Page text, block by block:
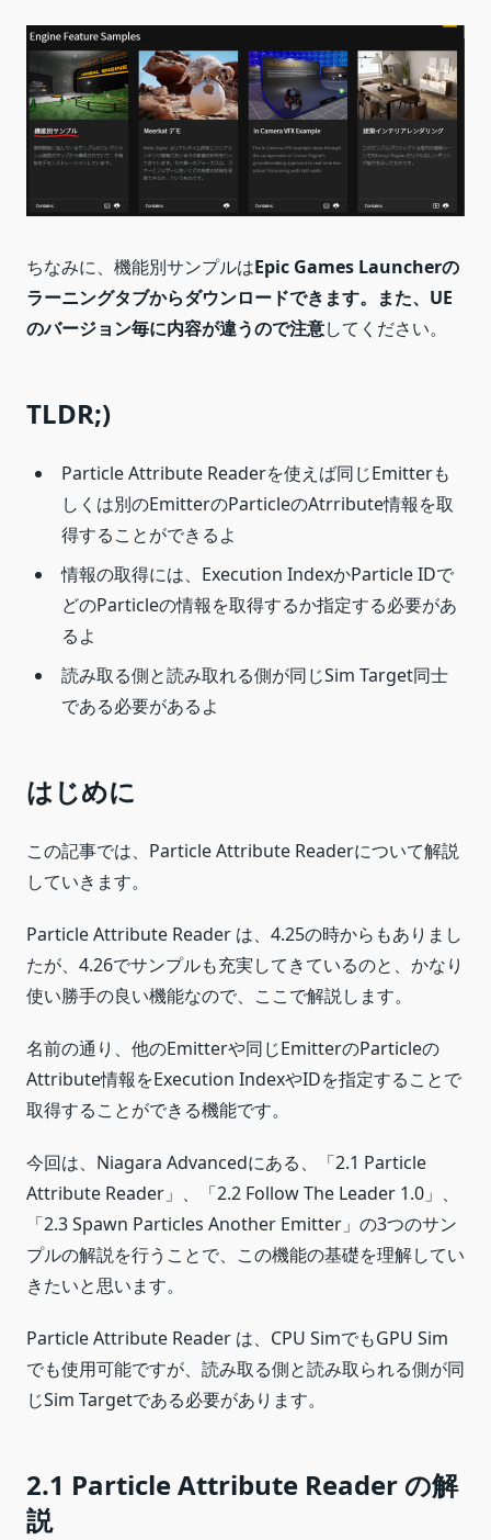
ちなみに、機能別サンプルはEpic Games Launcherの
ラーニングタブからダウンロードできます。また、UE
のバージョン毎に内容が違うので注意してください。
TLDR;)
Particle Attribute Readerを使えば同じEmitterも
しくは別のEmitterのParticleのAtrribute情報を取
得することができるよ
情報の取得には、Execution IndexかParticle IDで
どのParticleの情報を取得するか指定する必要があ
るよ
読み取る側と読み取れる側が同じSim Target同士
である必要があるよ
はじめに
この記事では、Particle Attribute Readerについて解説
していきます。
Particle Attribute Reader は、4.25の時からもありまし
たが、4.26でサンプルも充実してきているのと、かなり
使い勝手の良い機能なので、ここで解説します。
名前の通り、他のEmitterや同じEmitterのParticleの
Attribute情報をExecution IndexやIDを指定することで
取得することができる機能です。
今回は、Niagara Advancedにある、「2.1 Particle
Attribute Reader」、「2.2 Follow The Leader 1.0」、
「2.3 Spawn Particles Another Emitter」の3つのサン
プルの解説を行うことで、この機能の基礎を理解してい
きたいと思います。
Particle Attribute Reader は、CPU SimでもGPU Sim
でも使用可能ですが、読み取る側と読み取られる側が同
じSim Targetである必要があります。
2.1 Particle Attribute Reader の解
説